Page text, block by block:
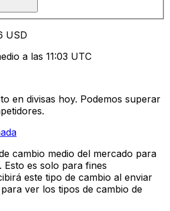
USD
a las 11:03 UTC
en divisas hoy. Podemos superar
cambio medio del mercado para
es solo para fines
este tipo de cambio al enviar
ver los tipos de cambio de